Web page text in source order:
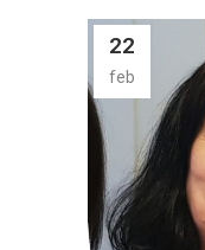
22
feb